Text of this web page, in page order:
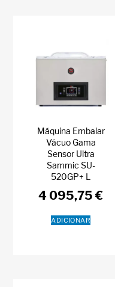
Máquina Embalar
Vácuo Gama
Sensor Ultra
Sammic SU-
520GP+ L
4 095,75€
ADICIONAR